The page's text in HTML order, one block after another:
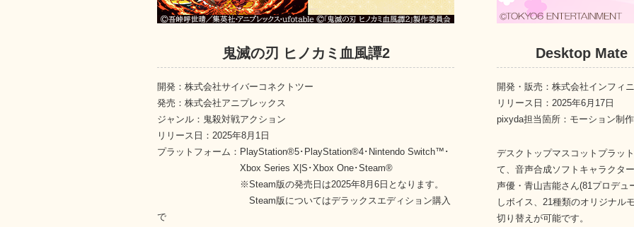
鬼滅の刃 ヒノカミ血風譚2
開発：株式会社サイバーコネクトツー
発売：株式会社アニプレックス
ジャンル：鬼殺対戦アクション
リリース日：2025年8月1日
プラットフォーム：PlayStation®5･PlayStation®4･Nintendo Switch™･
Xbox Series X|S･Xbox One･Steam®
※Steam版の発売日は2025年8月6日となります。
Steam版についてはデラックスエディション購入
で
Desktop Mate
開発・販売：株式会社インフィ
リリース日：2025年6月17日
pixyda担当箇所：モーション制
デスクトップマスコットプラッ
て、音声合成ソフトキャラクタ
声優・青山吉能さん(81プロデュ
しボイス、21種類のオリジナル
切り替えが可能です。